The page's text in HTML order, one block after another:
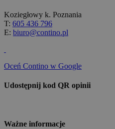
Koziegłowy k. Poznania
T: 605 436 796
E: biuro@contino.pl
Oceń Contino w Google
Udostępnij kod QR opinii
Ważne informacje